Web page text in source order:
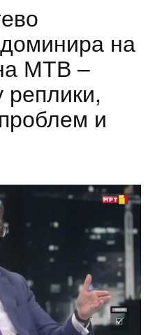
на
МТВ –
реплики,
и